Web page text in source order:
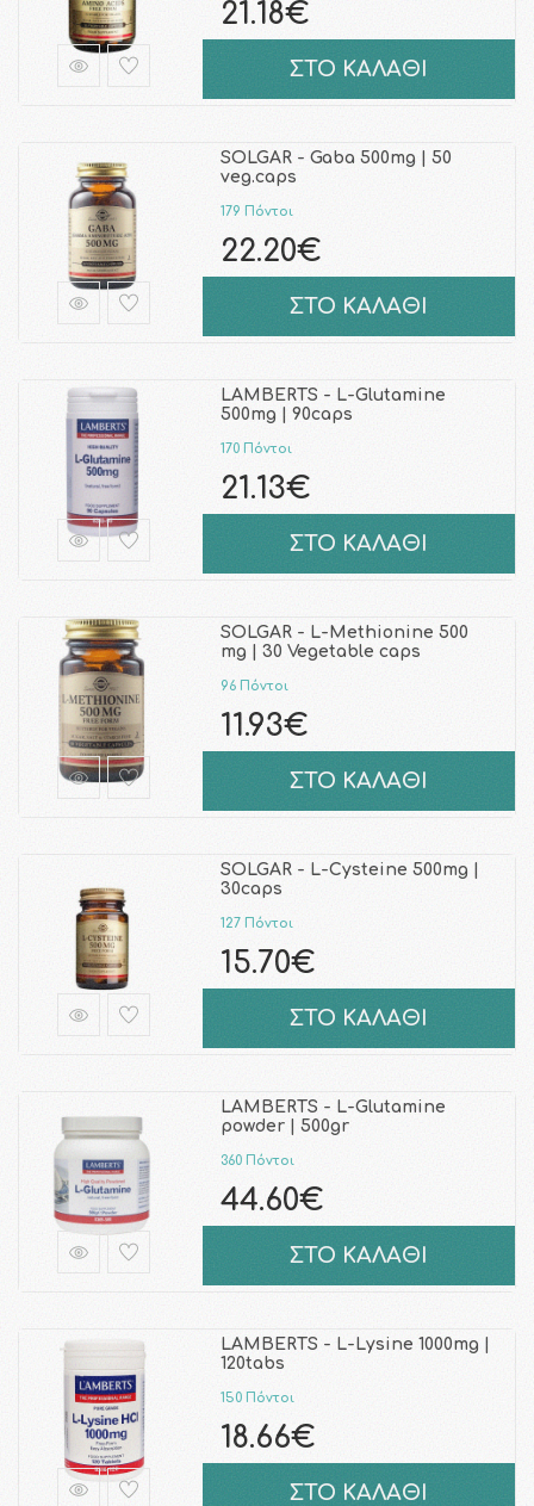
21.18€
ΣΤΟ ΚΑΛΑΘΙ
SOLGAR - Gaba 500mg | 50
veg.caps
179 Πόντοι
22.20€
ΣΤΟ ΚΑΛΑΘΙ
LAMBERTS - L-Glutamine
500mg | 90caps
170 Πόντοι
21.13€
ΣΤΟ ΚΑΛΑΘΙ
SOLGAR - L-Methionine 500
mg | 30 Vegetable caps
96 Πόντοι
11.93€
ΣΤΟ ΚΑΛΑΘΙ
SOLGAR - L-Cysteine 500mg |
30caps
127 Πόντοι
15.70€
ΣΤΟ ΚΑΛΑΘΙ
LAMBERTS - L-Glutamine
powder | 500gr
360 Πόντοι
44.60€
ΣΤΟ ΚΑΛΑΘΙ
LAMBERTS - L-Lysine 1000mg |
120tabs
150 Πόντοι
18.66€
ΣΤΟ ΚΑΛΑΘΙ